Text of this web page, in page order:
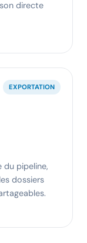
directe
EXPORTATION
du pipeline,
dossiers